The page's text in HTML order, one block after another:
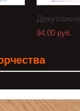
94,00 руб.